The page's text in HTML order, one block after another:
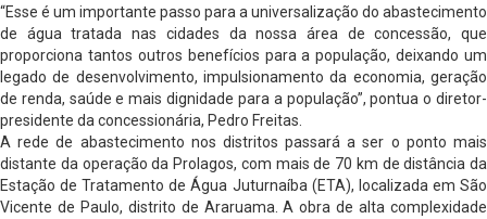
“Esse é um importante passo para a universalização do abastecimento
de água tratada nas cidades da nossa área de concessão, que
proporciona tantos outros benefícios para a população, deixando um
legado de desenvolvimento, impulsionamento da economia, geração
de renda, saúde e mais dignidade para a população”, pontua o diretor-
presidente da concessionária, Pedro Freitas.
A rede de abastecimento nos distritos passará a ser o ponto mais
distante da operação da Prolagos, com mais de 70 km de distância da
Estação de Tratamento de Água Juturnaíba (ETA), localizada em São
Vicente de Paulo, distrito de Araruama. A obra de alta complexidade